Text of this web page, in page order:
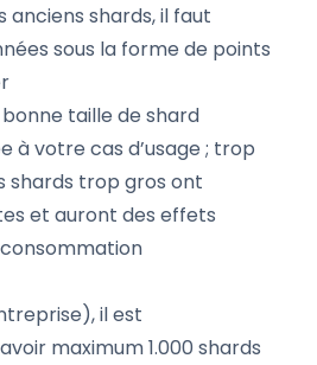
anciens shards, il faut
sous la forme de points
taille de shard
à votre cas d’usage ; trop
shards trop gros ont
et auront des effets
il est
maximum 1.000 shards